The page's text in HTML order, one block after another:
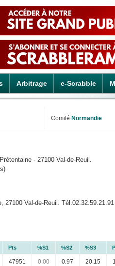
Arbitrage e-Scrabble
Comité Normandie
- 27100 Val-de-Reuil.
Val-de-Reuil.
Pts %S1 %S2 %S3
47951 0.00 0.97 20.15